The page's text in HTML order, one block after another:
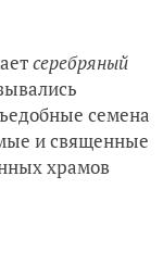
серебряный
семена
и священные
храмов